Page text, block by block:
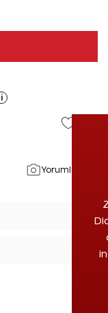
i
Yorumlar(3)